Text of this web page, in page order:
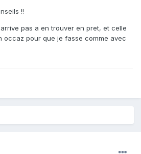
!!
pas a en trouver en pret, et celle
occaz pour que je fasse comme avec